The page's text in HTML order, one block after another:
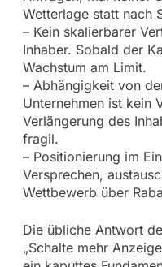
Wetterlage statt nach
– Kein skalierbarer
Inhaber. Sobald der
Wachstum am Limit.
– Abhängigkeit von
Unternehmen ist kein
Verlängerung des
fragil.
– Positionierung im
Versprechen,
Wettbewerb über
Die übliche Antwort
„Schalte mehr